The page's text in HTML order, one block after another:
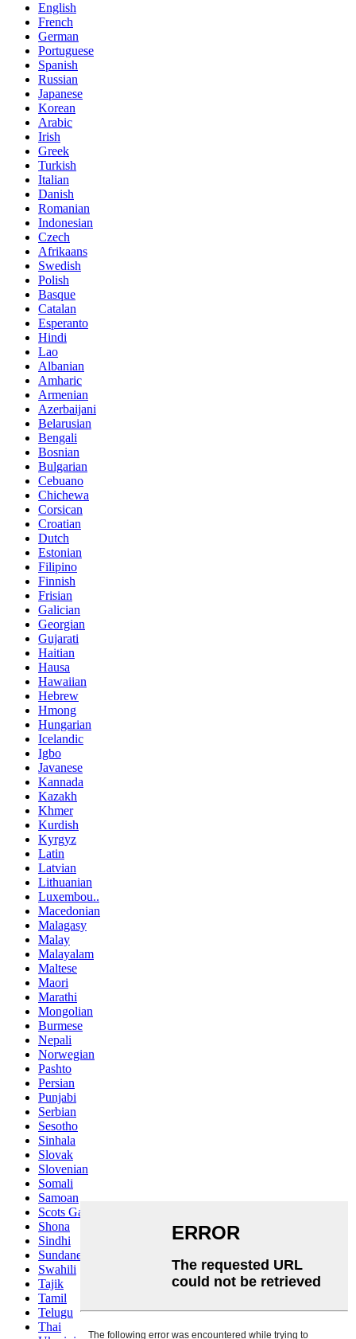
English
French
German
Portuguese
Spanish
Russian
Japanese
Korean
Arabic
Irish
Greek
Turkish
Italian
Danish
Romanian
Indonesian
Czech
Afrikaans
Swedish
Polish
Basque
Catalan
Esperanto
Hindi
Lao
Albanian
Amharic
Armenian
Azerbaijani
Belarusian
Bengali
Bosnian
Bulgarian
Cebuano
Chichewa
Corsican
Croatian
Dutch
Estonian
Filipino
Finnish
Frisian
Galician
Georgian
Gujarati
Haitian
Hausa
Hawaiian
Hebrew
Hmong
Hungarian
Icelandic
Igbo
Javanese
Kannada
Kazakh
Khmer
Kurdish
Kyrgyz
Latin
Latvian
Lithuanian
Luxembou..
Macedonian
Malagasy
Malay
Malayalam
Maltese
Maori
Marathi
Mongolian
Burmese
Nepali
Norwegian
Pashto
Persian
Punjabi
Serbian
Sesotho
Sinhala
Slovak
Slovenian
Somali
Samoan
Scots Gaelic
Shona
Sindhi
Sundanese
Swahili
Tajik
Tamil
Telugu
Thai